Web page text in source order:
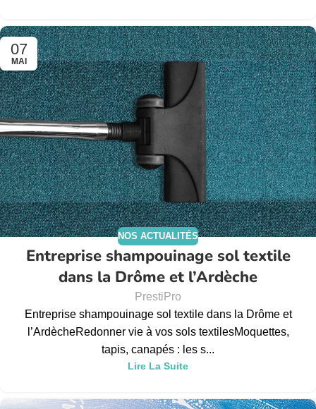
07
MAI
NOS ACTUALITÉS
Entreprise shampouinage sol textile
dans la Drôme et l’Ardèche
PrestiPro
Entreprise shampouinage sol textile dans la Drôme et
l’ArdècheRedonner vie à vos sols textilesMoquettes,
tapis, canapés : les s...
Lire La Suite